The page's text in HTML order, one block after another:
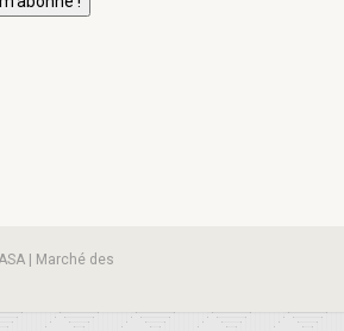
| Marché des